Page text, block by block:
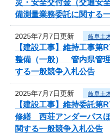
災・安全交付金（交通安
備測量業務委託に関する
2025年7月7日更新 岐阜土
【建設工事】維持工事
整備（一般） 管内県管
する一般競争入札公告
2025年7月7日更新 岐阜土
【建設工事】維持委託
修繕 西荘アンダーパス
関する一般競争入札公告